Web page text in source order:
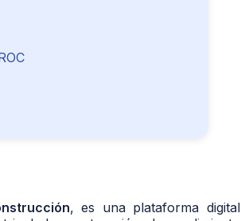
, es una plataforma digital